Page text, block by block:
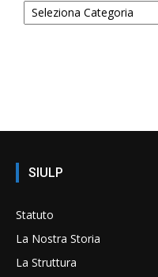
SIULP
Statuto
La Nostra Storia
La Struttura